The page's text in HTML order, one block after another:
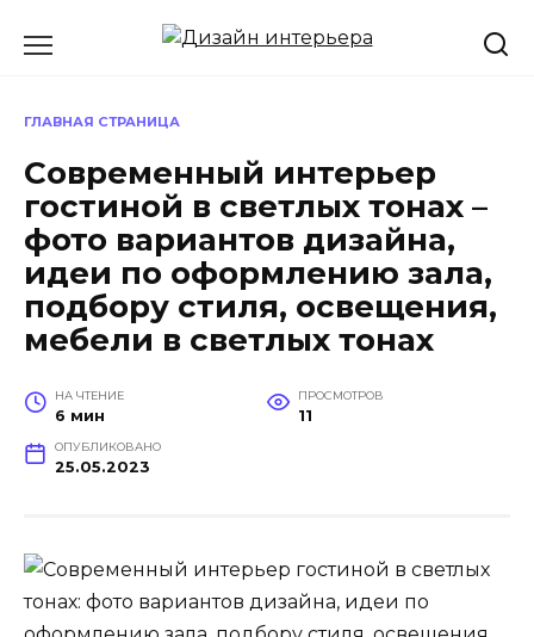
ГЛАВНАЯ СТРАНИЦА
Современный интерьер
гостиной в светлых тонах –
фото вариантов дизайна,
идеи по оформлению зала,
подбору стиля, освещения,
мебели в светлых тонах
НА ЧТЕНИЕ
6 мин
ПРОСМОТРОВ
11
ОПУБЛИКОВАНО
25.05.2023